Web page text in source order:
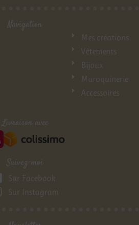
Navigation
Mes créations
Vêtements
Bijoux
Maroquinerie
Accessoires
Livraison avec
Suivez-moi
Sur Facebook
Sur Instagram